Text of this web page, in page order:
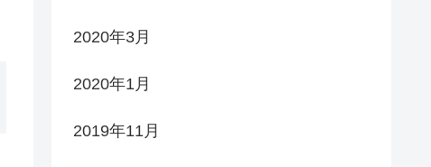
2020年3月
2020年1月
2019年11月